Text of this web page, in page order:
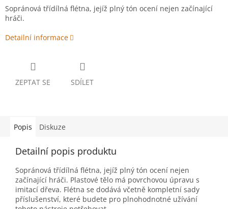
Sopránová třídílná flétna, jejíž plný tón ocení nejen začínající
hráči.
Detailní informace
ZEPTAT SE SDÍLET
Popis Diskuze
Detailní popis produktu
Sopránová třídílná flétna, jejíž plný tón ocení nejen
začínající hráči. Plastové tělo má povrchovou úpravu s
imitací dřeva. Flétna se dodává včetně kompletní sady
příslušenství, které budete pro plnohodnotné užívání